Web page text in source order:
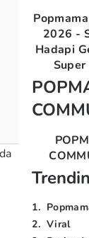
2026 -
Hadapi
1.
2. Viral